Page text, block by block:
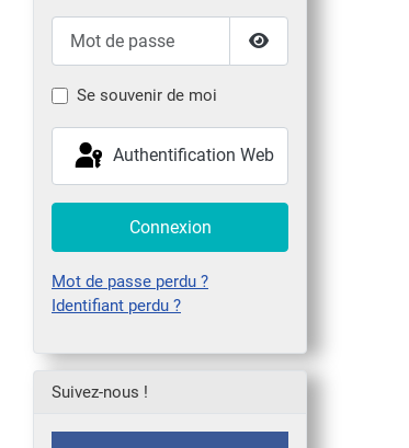
Afficher le mot de
Se souvenir de moi
Authentification Web
Connexion
Mot de passe perdu ?
Identifiant perdu ?
Suivez-nous !